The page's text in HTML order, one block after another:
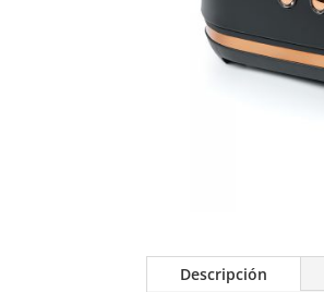
Descripción